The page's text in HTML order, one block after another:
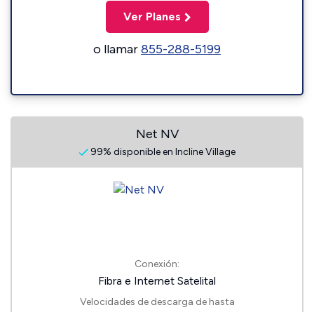
Ver Planes
o llamar855-288-5199
Net NV
99% disponible en Incline Village
Conexión:
Fibra e Internet Satelital
Velocidades de descarga de hasta